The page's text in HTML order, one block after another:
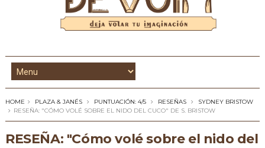
HOME PLAZA & JANÉS PUNTUACIÓN: 4/5 RESEÑAS
SYDNEY BRISTOW
RESEÑA: "CÓMO VOLÉ SOBRE EL NIDO DEL CUCO" DE S. BRISTOW
RESEÑA: "Cómo volé sobre el nido del